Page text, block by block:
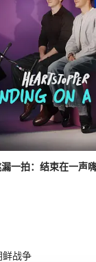
一拍：结束在一声